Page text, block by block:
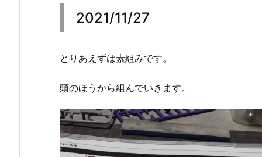
2021/11/27
とりあえずは素組みです。
頭のほうから組んでいきます。